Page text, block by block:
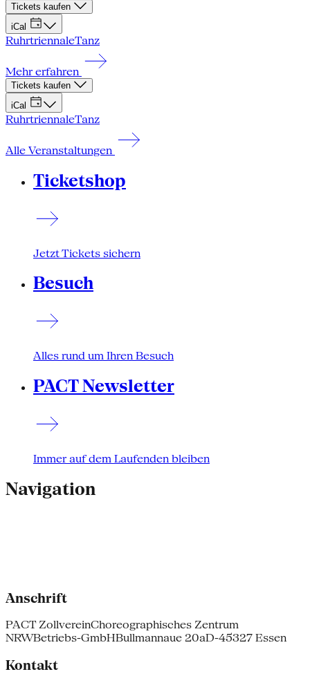
Tickets kaufen
iCal
RuhrtriennaleTanz
Mehr erfahren
Tickets kaufen
iCal
RuhrtriennaleTanz
Alle Veranstaltungen
Ticketshop
Jetzt Tickets sichern
Besuch
Alles rund um Ihren Besuch
PACT Newsletter
Immer auf dem Laufenden bleiben
Navigation
Anschrift
PACT ZollvereinChoreographisches Zentrum
NRWBetriebs-GmbHBullmannaue 20aD-45327 Essen
Kontakt